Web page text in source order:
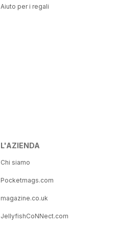
Aiuto per i regali
L'AZIENDA
Chi siamo
Pocketmags.com
magazine.co.uk
JellyfishCoNNect.com